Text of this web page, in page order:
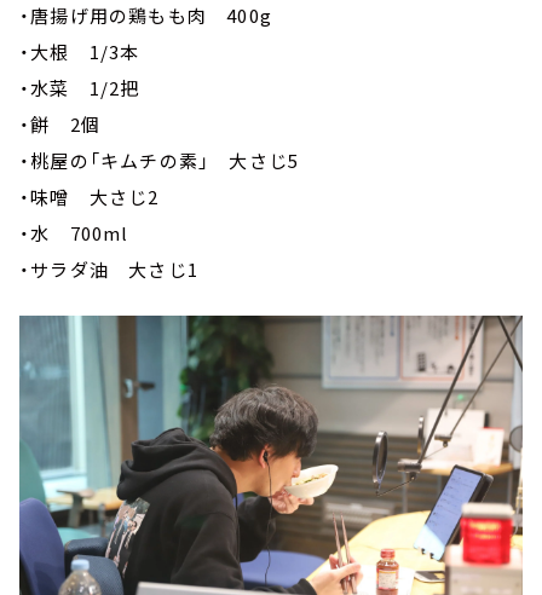
・唐揚げ用の鶏もも肉 400g
・大根 1/3本
・水菜 1/2把
・餅 2個
・桃屋の「キムチの素」 大さじ5
・味噌 大さじ2
・水 700ml
・サラダ油 大さじ1